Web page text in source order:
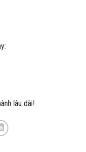
lâu dài!